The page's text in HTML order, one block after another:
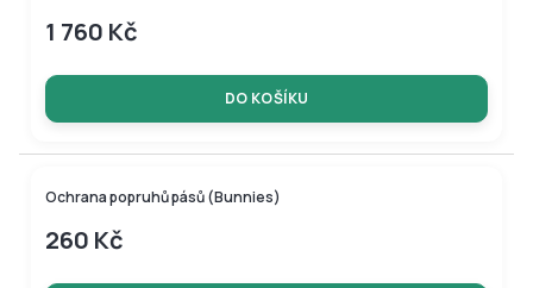
1 760 Kč
DO KOŠÍKU
Ochrana popruhů pásů (Bunnies)
260 Kč